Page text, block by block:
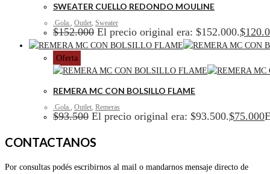
SWEATER CUELLO REDONDO MOULINE
.Gola., Outlet, Sweater
$152.000 El precio original era: $152.000.$
Oferta
REMERA MC CON BOLSILLO FLAME
.Gola., Outlet, Remeras
$93.500 El precio original era: $93.500.$75.000
CONTACTANOS
Por consultas podés escribirnos al mail o mandarnos mensaje directo de